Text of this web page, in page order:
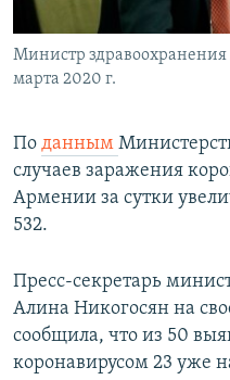
Все сайты Радио
Министр
марта 2020 г.
По данным
случаев заражения
Армении за сутки
532.
Пресс-секретарь
Алина Никогосян на
сообщила, что из 50
коронавирусом 23 уже